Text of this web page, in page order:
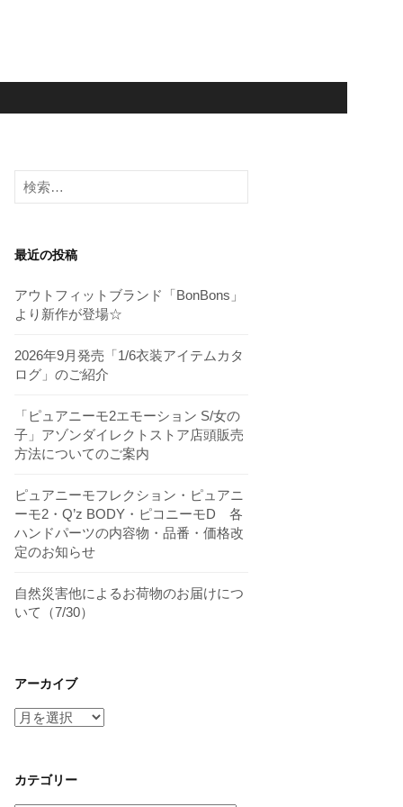
検
索:
最近の投稿
アウトフィットブランド「BonBons」
より新作が登場☆
2026年9月発売「1/6衣装アイテムカタ
ログ」のご紹介
「ピュアニーモ2エモーション S/女の
子」アゾンダイレクトストア店頭販売
方法についてのご案内
ピュアニーモフレクション・ピュアニ
ーモ2・Q’z BODY・ピコニーモD 各
ハンドパーツの内容物・品番・価格改
定のお知らせ
自然災害他によるお荷物のお届けにつ
いて（7/30）
アーカイブ
ア
イ
ブ
カテゴリー